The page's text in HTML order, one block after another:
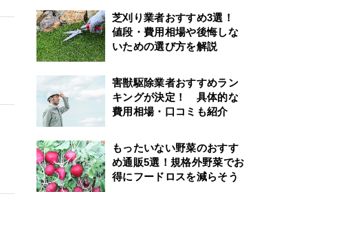
芝刈り業者おすすめ3選！
値段・費用相場や後悔しな
いための選び方を解説
害獣駆除業者おすすめラン
キングが決定！ 具体的な
費用相場・口コミも紹介
もったいない野菜のおすす
め通販5選！規格外野菜でお
得にフードロスを減らそう